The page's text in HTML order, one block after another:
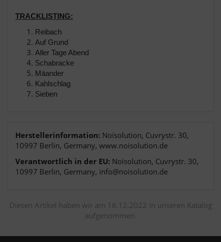
TRACKLISTING:
Reibach
Auf Grund
Aller Tage Abend
Schabracke
Mäander
Kahlschlag
Sieben
Herstellerinformation: Noisolution, Cuvrystr. 30,
10997 Berlin, Germany, www.noisolution.de
Verantwortlich in der EU: Noisolution, Cuvrystr. 30,
10997 Berlin, Germany, info@noisolution.de
Diesen Artikel haben wir am 16.12.2022 in unseren Katalog
aufgenommen.